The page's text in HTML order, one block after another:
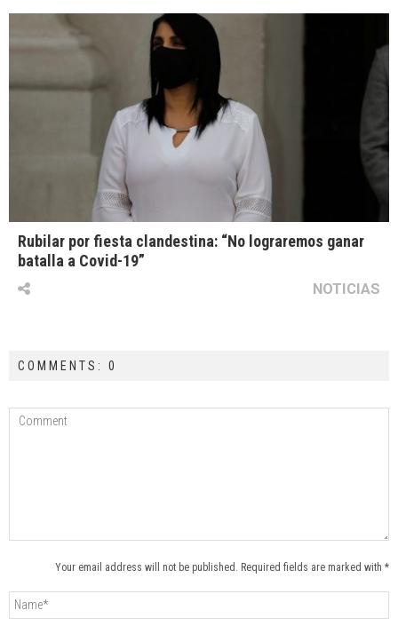
Rubilar por fiesta clandestina: “No lograremos ganar
batalla a Covid-19”
NOTICIAS
COMMENTS: 0
Your email address will not be published. Required fields are marked with *